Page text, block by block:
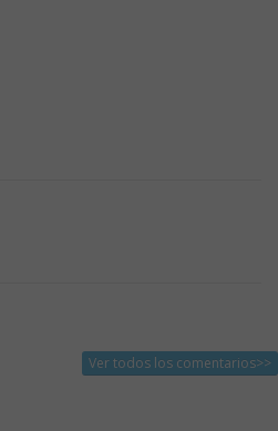
Ver todos los comentarios>>